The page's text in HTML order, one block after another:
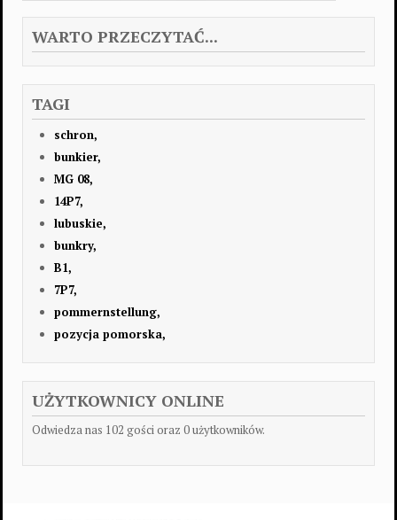
WARTO PRZECZYTAĆ...
TAGI
schron,
bunkier,
MG 08,
14P7,
lubuskie,
bunkry,
B1,
7P7,
pommernstellung,
pozycja pomorska,
UŻYTKOWNICY ONLINE
Odwiedza nas 102 gości oraz 0 użytkowników.